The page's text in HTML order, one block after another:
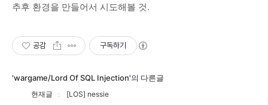
추후 환경을 만들어서 시도해볼 것.
공감 구독하기
'wargame/Lord Of SQL Injection'의 다른글
현재글 [LOS] nessie